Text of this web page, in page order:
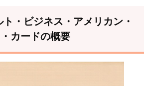
・ビジネス・アメリカン・
カードの概要